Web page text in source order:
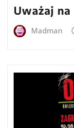
Uważaj
Madman